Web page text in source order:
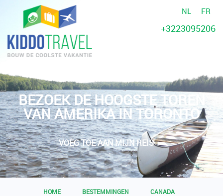
NL FR
+3223095206
BEZOEK DE HOOGSTE TOREN
VAN AMERIKA IN TORONTO
VOEG TOE AAN MIJN REIS
HOME BESTEMMINGEN CANADA